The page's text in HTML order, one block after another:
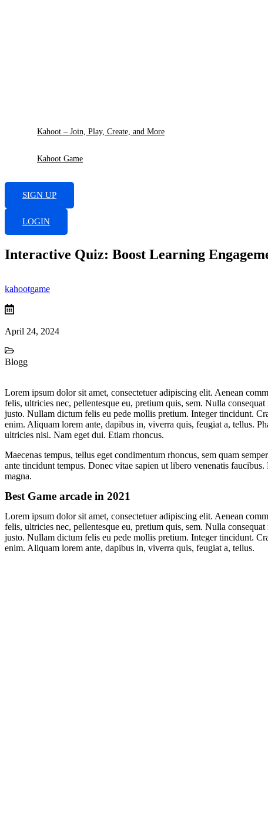
Kahoot – Join, Play, Create, and More
Kahoot Game
SIGN UP
LOGIN
Interactive Quiz: Boost Learning
kahootgame
April 24, 2024
Blogg
Lorem ipsum dolor sit amet, consectetuer adipiscing elit. Aenean
felis, ultricies nec, pellentesque eu, pretium quis, sem. Nulla
justo. Nullam dictum felis eu pede mollis pretium. Integer tincidunt.
enim. Aliquam lorem ante, dapibus in, viverra quis, feugiat a, tellus.
ultricies nisi. Nam eget dui. Etiam rhoncus.
Maecenas tempus, tellus eget condimentum rhoncus, sem quam
ante tincidunt tempus. Donec vitae sapien ut libero venenatis
magna.
Best Game arcade in 2021
Lorem ipsum dolor sit amet, consectetuer adipiscing elit. Aenean
felis, ultricies nec, pellentesque eu, pretium quis, sem. Nulla
justo. Nullam dictum felis eu pede mollis pretium. Integer tincidunt.
enim. Aliquam lorem ante, dapibus in, viverra quis, feugiat a, tellus.